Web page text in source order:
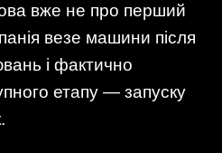
вже не про перший
везе машини після
і фактично
етапу — запуску